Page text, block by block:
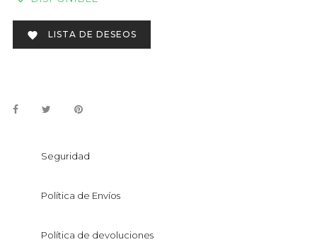
 LISTA DE DESEOS
Seguridad
Política de Envíos
Política de devoluciones